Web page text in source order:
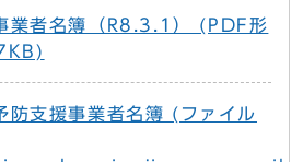
業者名簿（R8.3.1） (PDF形
防支援事業者名簿 (ファイル